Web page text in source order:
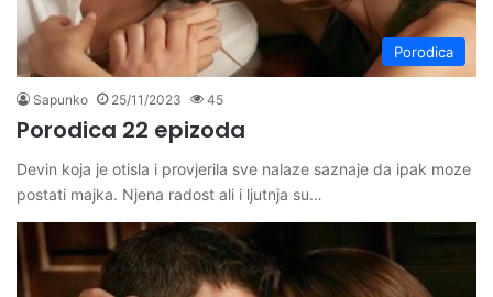
Porodica
Sapunko 25/11/2023 45
Porodica 22 epizoda
Devin koja je otisla i provjerila sve nalaze saznaje da ipak moze
postati majka. Njena radost ali i ljutnja su…